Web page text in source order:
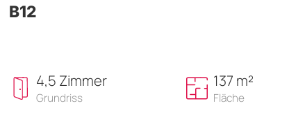
B12
4,5 Zimmer
Grundriss
137 m²
Fläche